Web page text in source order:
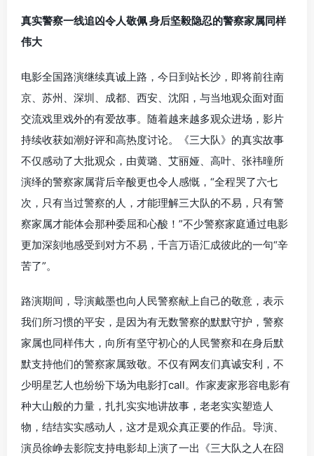
真实警察一线追凶令人敬佩 身后坚毅隐忍的警察家属同样
伟大
电影全国路演继续真诚上路，今日到站长沙，即将前往南
京、苏州、深圳、成都、西安、沈阳，与当地观众面对面
交流戏里戏外的有爱故事。随着越来越多观众进场，影片
持续收获如潮好评和高热度讨论。《三大队》的真实故事
不仅感动了大批观众，由黄璐、艾丽娅、高叶、张祎曈所
演绎的警察家属背后辛酸更也令人感慨，“全程哭了六七
次，只有当过警察的人，才能理解三大队的不易，只有警
察家属才能体会那种委屈和心酸！”不少警察家庭通过电影
更加深刻地感受到对方不易，千言万语汇成彼此的一句“辛
苦了”。
路演期间，导演戴墨也向人民警察献上自己的敬意，表示
我们所习惯的平安，是因为有无数警察的默默守护，警察
家属也同样伟大，向所有坚守初心的人民警察和在身后默
默支持他们的警察家属致敬。不仅有网友们真诚安利，不
少明星艺人也纷纷下场为电影打call。作家麦家形容电影有
种大山般的力量，扎扎实实地讲故事，老老实实塑造人
物，结结实实感动人，这才是观众真正要的作品。导演、
演员徐峥去影院支持电影却上演了一出《三大队之人在囧